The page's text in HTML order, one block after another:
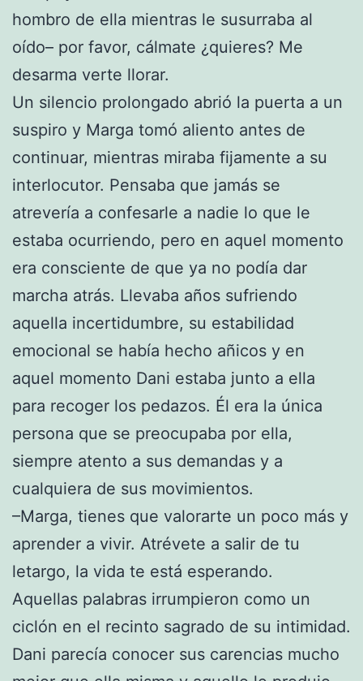
hombro de ella mientras le susurraba al
oído– por favor, cálmate ¿quieres? Me
desarma verte llorar.
Un silencio prolongado abrió la puerta a un
suspiro y Marga tomó aliento antes de
continuar, mientras miraba fijamente a su
interlocutor. Pensaba que jamás se
atrevería a confesarle a nadie lo que le
estaba ocurriendo, pero en aquel momento
era consciente de que ya no podía dar
marcha atrás. Llevaba años sufriendo
aquella incertidumbre, su estabilidad
emocional se había hecho añicos y en
aquel momento Dani estaba junto a ella
para recoger los pedazos. Él era la única
persona que se preocupaba por ella,
siempre atento a sus demandas y a
cualquiera de sus movimientos.
–Marga, tienes que valorarte un poco más y
aprender a vivir. Atrévete a salir de tu
letargo, la vida te está esperando.
Aquellas palabras irrumpieron como un
ciclón en el recinto sagrado de su intimidad.
Dani parecía conocer sus carencias mucho